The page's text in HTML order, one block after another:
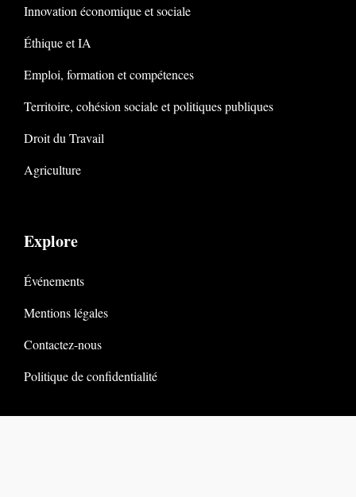
Innovation économique et sociale
Éthique et IA
Emploi, formation et compétences
Territoire, cohésion sociale et politiques publiques
Droit du Travail
Agriculture
Explore
Événements
Mentions légales
Contactez-nous
Politique de confidentialité